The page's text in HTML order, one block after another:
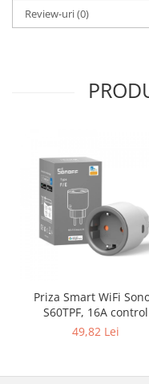
Review-uri(0)
Priza Smart WiFi
S60TPF, 16A control
Smartphone
49,82 Lei